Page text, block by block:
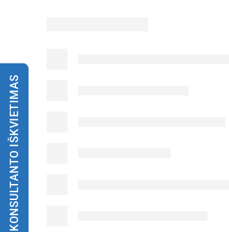
KONSULTANTO IŠKVIETIMAS